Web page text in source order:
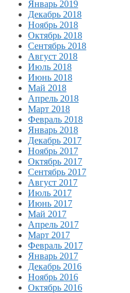
Январь 2019
Декабрь 2018
Ноябрь 2018
Октябрь 2018
Сентябрь 2018
Август 2018
Июль 2018
Июнь 2018
Май 2018
Апрель 2018
Март 2018
Февраль 2018
Январь 2018
Декабрь 2017
Ноябрь 2017
Октябрь 2017
Сентябрь 2017
Август 2017
Июль 2017
Июнь 2017
Май 2017
Апрель 2017
Март 2017
Февраль 2017
Январь 2017
Декабрь 2016
Ноябрь 2016
Октябрь 2016